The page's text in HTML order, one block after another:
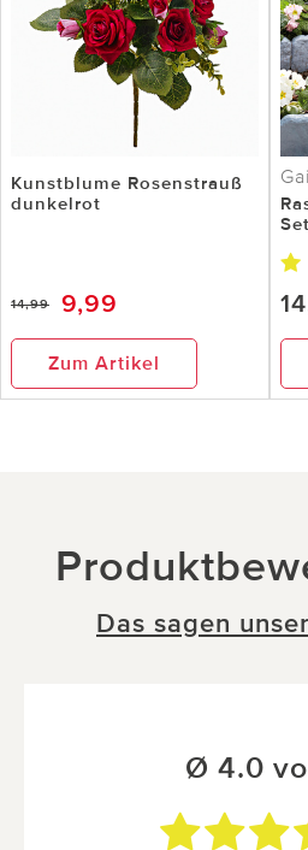
Kunstblume Rosenstrauß
dunkelrot
14,99 9,99
Zum Artikel
Das sagen
Ø 4.0